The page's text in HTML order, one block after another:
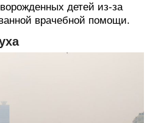
детей из-за
врачебной помощи.